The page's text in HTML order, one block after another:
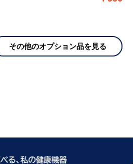
その他のオプション品を見る